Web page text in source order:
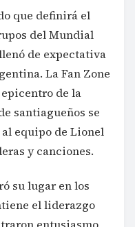
que definirá el
del Mundial
de expectativa
La Fan Zone
de la
santiagueños se
equipo de Lionel
y canciones.
su lugar en los
el liderazgo